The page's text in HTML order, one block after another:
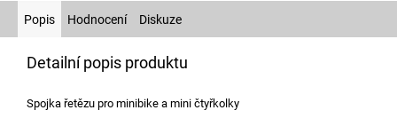
Popis Hodnocení Diskuze
Detailní popis produktu
Spojka řetězu pro minibike a mini čtyřkolky